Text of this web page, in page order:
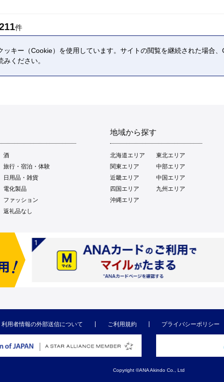
件
酒
旅行・宿泊・体験
日用品・雑貨
電化製品
ファッション
返礼品なし
地域から探す
北海道エリア
東北エリア
関東エリア
中部エリア
近畿エリア
中国エリア
四国エリア
九州エリア
沖縄エリア
利用者情報の外部送信について ご利用規約 プライバシーポリシー
Copyright ©ANA Akindo Co., Ltd
キー（Cookie）を使用しています。サイトの閲覧を継続された場合
みください。